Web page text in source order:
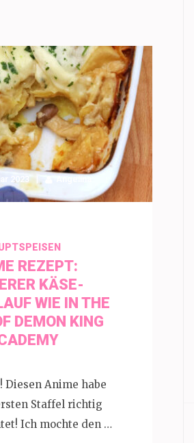
2023 Angelina
REZEPT:
KÄSE-
WIE IN THE
DEMON KING
Diesen Anime habe
Staffel richtig
Ich mochte den …